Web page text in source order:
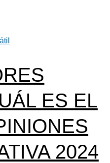
ES EL
2024